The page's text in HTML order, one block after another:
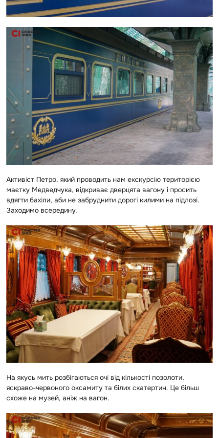
Активіст Петро, який проводить нам екскурсію територією
маєтку Медведчука, відкриває дверцята вагону і просить
вдягти бахіли, аби не забруднити дорогі килими на підлозі.
Заходимо всередину.
На якусь мить розбігаються очі від кількості позолоти,
яскраво-червоного оксамиту та білих скатертин. Це більш
схоже на музей, аніж на вагон.